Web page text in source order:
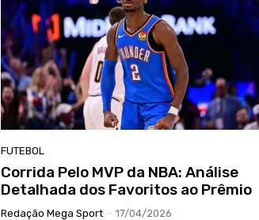
FUTEBOL
Corrida Pelo MVP da NBA: Análise
Detalhada dos Favoritos ao Prêmio
Redação Mega Sport - 17/04/2026